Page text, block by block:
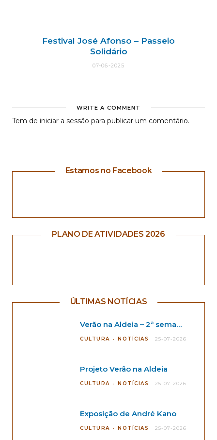
Festival José Afonso – Passeio
Solidário
07-06-2025
WRITE A COMMENT
Tem de iniciar a sessão para publicar um comentário.
Estamos no Facebook
PLANO DE ATIVIDADES 2026
ÚLTIMAS NOTÍCIAS
Verão na Aldeia – 2ª semana
CULTURA NOTÍCIAS 25-07-2026
Projeto Verão na Aldeia
CULTURA NOTÍCIAS 25-07-2026
Exposição de André Kano
CULTURA NOTÍCIAS 25-07-2026